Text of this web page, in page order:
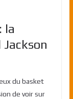
la
du basket
de voir sur